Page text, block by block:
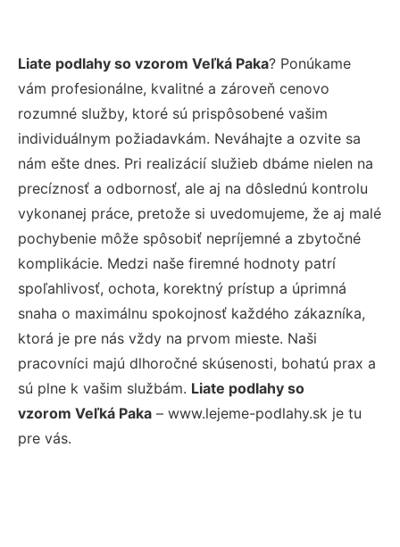
Liate podlahy so vzorom Veľká Paka? Ponúkame
vám profesionálne, kvalitné a zároveň cenovo
rozumné služby, ktoré sú prispôsobené vašim
individuálnym požiadavkám. Neváhajte a ozvite sa
nám ešte dnes. Pri realizácií služieb dbáme nielen na
precíznosť a odbornosť, ale aj na dôslednú kontrolu
vykonanej práce, pretože si uvedomujeme, že aj malé
pochybenie môže spôsobiť nepríjemné a zbytočné
komplikácie. Medzi naše firemné hodnoty patrí
spoľahlivosť, ochota, korektný prístup a úprimná
snaha o maximálnu spokojnosť každého zákazníka,
ktorá je pre nás vždy na prvom mieste. Naši
pracovníci majú dlhoročné skúsenosti, bohatú prax a
sú plne k vašim službám. Liate podlahy so
vzorom Veľká Paka – www.lejeme-podlahy.sk je tu
pre vás.